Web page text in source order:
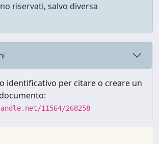
riservati, salvo diversa
identificativo per citare o creare un
11564/268258